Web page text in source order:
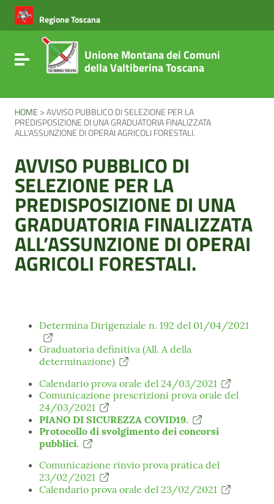
Vai ai contenuti
Vai al menu di navigazione
Vai al footer
Regione Toscana
Attiva / disattiva la navigazione
Unione Montana dei Comuni
della Valtiberina Toscana
HOME >AVVISO PUBBLICO DI SELEZIONE PER LA
PREDISPOSIZIONE DI UNA GRADUATORIA FINALIZZATA
ALL’ASSUNZIONE DI OPERAI AGRICOLI FORESTALI.
AVVISO PUBBLICO DI
SELEZIONE PER LA
PREDISPOSIZIONE DI UNA
GRADUATORIA FINALIZZATA
ALL’ASSUNZIONE DI OPERAI
AGRICOLI FORESTALI.
Determina Dirigenziale n. 192 del 01/04/2021
Graduatoria definitiva (All. A della
determinazione)
Calendario prova orale del 24/03/2021
Comunicazione prescrizioni prova orale del
24/03/2021
PIANO DI SICUREZZA COVID19.
Protocollo di svolgimento dei concorsi
pubblici.
Comunicazione rinvio prova pratica del
23/02/2021
Calendario prova orale del 23/02/2021